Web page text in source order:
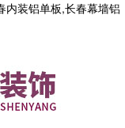
内装铝单板,长春幕墙铝